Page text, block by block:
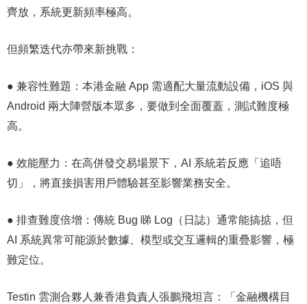
齊放，系統更新頻率極高。
但頻繁迭代亦帶來新挑戰：
● 兼容性難題：本港金融 App 需適配大量流動設備，iOS 與
Android 兩大陣營版本眾多，要做到全面覆蓋，測試難度極
高。
● 效能壓力：在高併發交易場景下，AI 系統若反應「追唔
切」，將直接損害用戶體驗甚至影響業務安全。
● 排查難度倍增：傳統 Bug 睇 Log（日誌）通常能搞掂，但
AI 系統異常可能源於數據、模型或交互邏輯的重疊影響，極
難定位。
Testin 雲測合夥人兼香港負責人張鵬飛坦言：「金融機構目